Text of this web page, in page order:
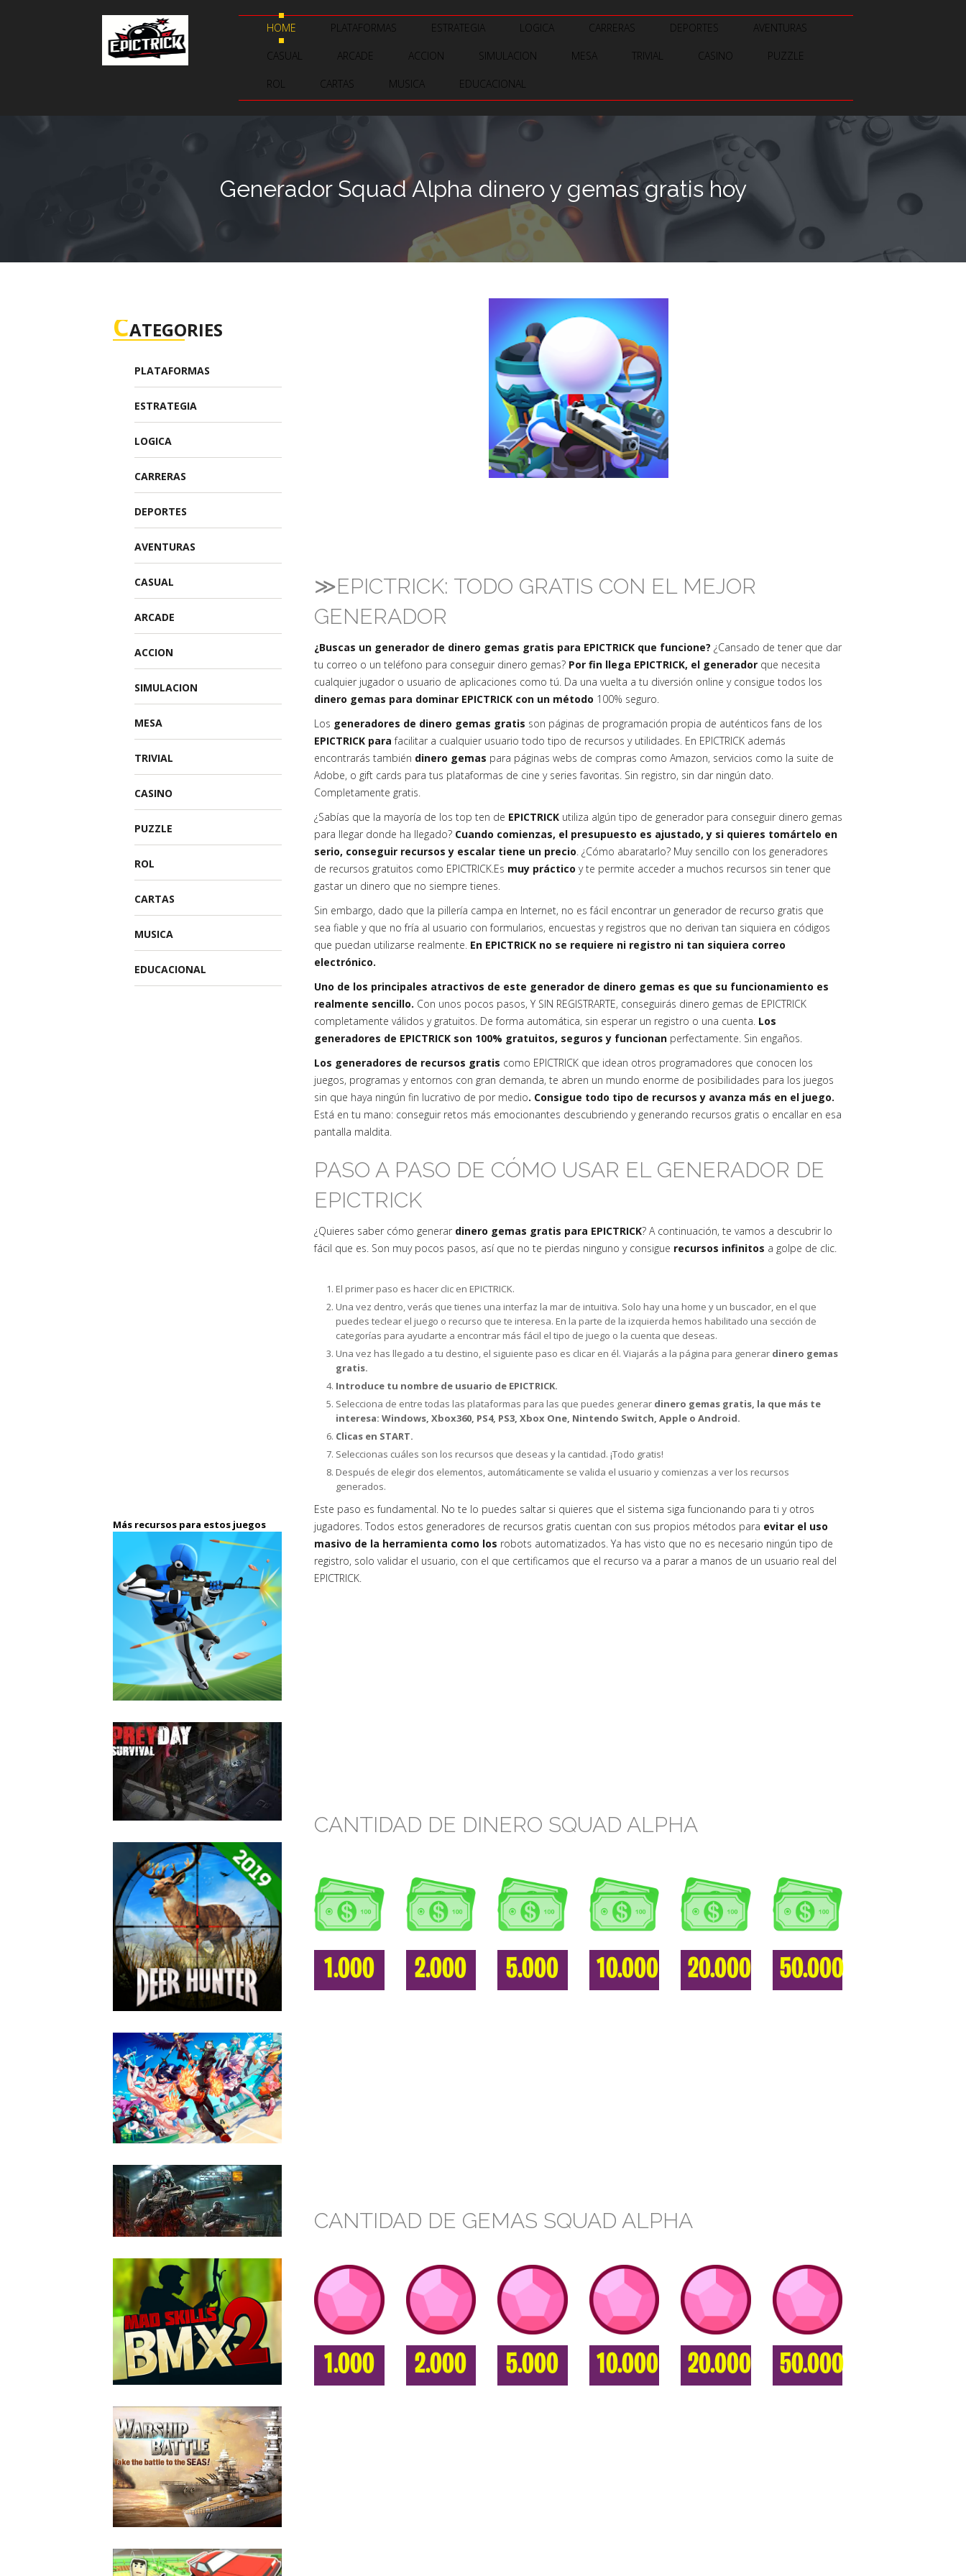
HOME PLATAFORMAS ESTRATEGIA LOGICA CARRERAS DEPORTES AVENTURAS
CASUAL ARCADE ACCION SIMULACION MESA TRIVIAL CASINO PUZZLE
ROL CARTAS MUSICA EDUCACIONAL
Generador Squad Alpha dinero y gemas gratis hoy
CATEGORIES
PLATAFORMAS
ESTRATEGIA
LOGICA
CARRERAS
DEPORTES
AVENTURAS
CASUAL
ARCADE
ACCION
SIMULACION
MESA
TRIVIAL
CASINO
PUZZLE
ROL
CARTAS
MUSICA
EDUCACIONAL
Más recursos para estos juegos
≫EPICTRICK: TODO GRATIS CON EL MEJOR
GENERADOR
¿Buscas un generador de dinero gemas gratis para EPICTRICK que funcione? ¿Cansado de tener que dar
tu correo o un teléfono para conseguir dinero gemas? Por fin llega EPICTRICK, el generador que necesita
cualquier jugador o usuario de aplicaciones como tú. Da una vuelta a tu diversión online y consigue todos los
dinero gemas para dominar EPICTRICK con un método 100% seguro.
Los generadores de dinero gemas gratis son páginas de programación propia de auténticos fans de los
EPICTRICK para facilitar a cualquier usuario todo tipo de recursos y utilidades. En EPICTRICK además
encontrarás también dinero gemas para páginas webs de compras como Amazon, servicios como la suite de
Adobe, o gift cards para tus plataformas de cine y series favoritas. Sin registro, sin dar ningún dato.
Completamente gratis.
¿Sabías que la mayoría de los top ten de EPICTRICK utiliza algún tipo de generador para conseguir dinero gemas
para llegar donde ha llegado? Cuando comienzas, el presupuesto es ajustado, y si quieres tomártelo en
serio, conseguir recursos y escalar tiene un precio. ¿Cómo abaratarlo? Muy sencillo con los generadores
de recursos gratuitos como EPICTRICK.Es muy práctico y te permite acceder a muchos recursos sin tener que
gastar un dinero que no siempre tienes.
Sin embargo, dado que la pillería campa en Internet, no es fácil encontrar un generador de recurso gratis que
sea fiable y que no fría al usuario con formularios, encuestas y registros que no derivan tan siquiera en códigos
que puedan utilizarse realmente. En EPICTRICK no se requiere ni registro ni tan siquiera correo
electrónico.
Uno de los principales atractivos de este generador de dinero gemas es que su funcionamiento es
realmente sencillo. Con unos pocos pasos, Y SIN REGISTRARTE, conseguirás dinero gemas de EPICTRICK
completamente válidos y gratuitos. De forma automática, sin esperar un registro o una cuenta. Los
generadores de EPICTRICK son 100% gratuitos, seguros y funcionan perfectamente. Sin engaños.
Los generadores de recursos gratis como EPICTRICK que idean otros programadores que conocen los
juegos, programas y entornos con gran demanda, te abren un mundo enorme de posibilidades para los juegos
sin que haya ningún fin lucrativo de por medio. Consigue todo tipo de recursos y avanza más en el juego.
Está en tu mano: conseguir retos más emocionantes descubriendo y generando recursos gratis o encallar en esa
pantalla maldita.
PASO A PASO DE CÓMO USAR EL GENERADOR DE
EPICTRICK
¿Quieres saber cómo generar dinero gemas gratis para EPICTRICK? A continuación, te vamos a descubrir lo
fácil que es. Son muy pocos pasos, así que no te pierdas ninguno y consigue recursos infinitos a golpe de clic.
El primer paso es hacer clic en EPICTRICK.
Una vez dentro, verás que tienes una interfaz la mar de intuitiva. Solo hay una home y un buscador, en el que
puedes teclear el juego o recurso que te interesa. En la parte de la izquierda hemos habilitado una sección de
categorías para ayudarte a encontrar más fácil el tipo de juego o la cuenta que deseas.
Una vez has llegado a tu destino, el siguiente paso es clicar en él. Viajarás a la página para generar dinero gemas
gratis.
Introduce tu nombre de usuario de EPICTRICK.
Selecciona de entre todas las plataformas para las que puedes generar dinero gemas gratis, la que más te
interesa: Windows, Xbox360, PS4, PS3, Xbox One, Nintendo Switch, Apple o Android.
Clicas en START.
Seleccionas cuáles son los recursos que deseas y la cantidad. ¡Todo gratis!
Después de elegir dos elementos, automáticamente se valida el usuario y comienzas a ver los recursos
generados.
Este paso es fundamental. No te lo puedes saltar si quieres que el sistema siga funcionando para ti y otros
jugadores. Todos estos generadores de recursos gratis cuentan con sus propios métodos para evitar el uso
masivo de la herramienta como los robots automatizados. Ya has visto que no es necesario ningún tipo de
registro, solo validar el usuario, con el que certificamos que el recurso va a parar a manos de un usuario real del
EPICTRICK.
CANTIDAD DE DINERO SQUAD ALPHA
1.000 2.000 5.000 10.000 20.000 50.000
CANTIDAD DE GEMAS SQUAD ALPHA
1.000 2.000 5.000 10.000 20.000 50.000